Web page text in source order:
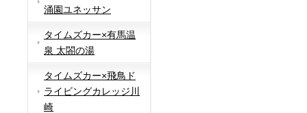
涌園ユネッサン
タイムズカー×有馬温
泉 太閤の湯
タイムズカー×飛鳥ド
ライビングカレッジ川
崎